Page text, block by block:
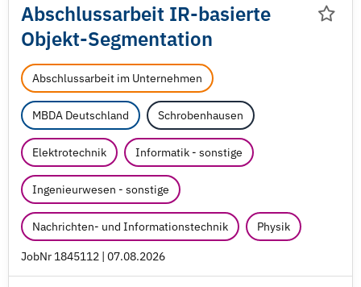
Abschlussarbeit IR-basierte
Objekt-Segmentation
Abschlussarbeit im Unternehmen
MBDA Deutschland Schrobenhausen
Elektrotechnik Informatik - sonstige
Ingenieurwesen - sonstige
Nachrichten- und Informationstechnik Physik
JobNr 1845112 | 07.08.2026